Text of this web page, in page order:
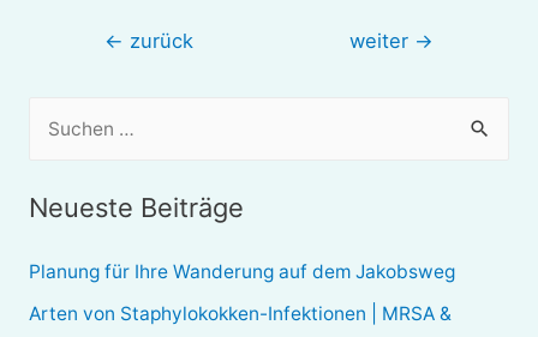
Beitragsnavigation
← zurück weiter →
e
Neueste Beiträge
Planung für Ihre Wanderung auf dem Jakobsweg
Arten von Staphylokokken-Infektionen | MRSA &